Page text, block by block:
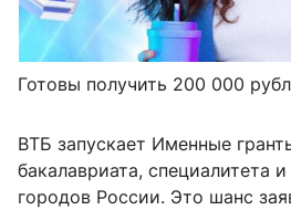
Готовы получить 200 000
ВТБ запускает Именные
бакалавриата, специалитета
городов России. Это шанс